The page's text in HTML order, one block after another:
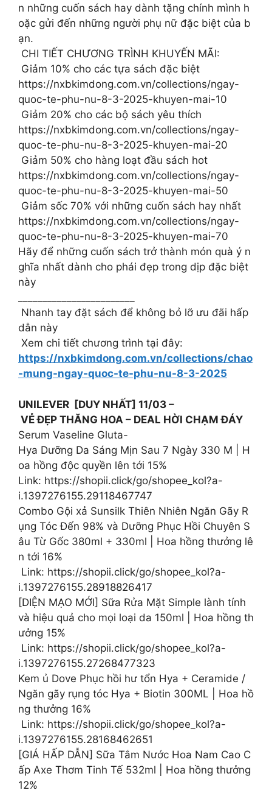
n những cuốn sách hay dành tặng chính mình h
oặc gửi đến những người phụ nữ đặc biệt của b
ạn.
CHI TIẾT CHƯƠNG TRÌNH KHUYẾN MÃI:
Giảm 10% cho các tựa sách đặc biệt
https://nxbkimdong.com.vn/collections/ngay-
quoc-te-phu-nu-8-3-2025-khuyen-mai-10
Giảm 20% cho các bộ sách yêu thích
https://nxbkimdong.com.vn/collections/ngay-
quoc-te-phu-nu-8-3-2025-khuyen-mai-20
Giảm 50% cho hàng loạt đầu sách hot
https://nxbkimdong.com.vn/collections/ngay-
quoc-te-phu-nu-8-3-2025-khuyen-mai-50
Giảm sốc 70% với những cuốn sách hay nhất
https://nxbkimdong.com.vn/collections/ngay-
quoc-te-phu-nu-8-3-2025-khuyen-mai-70
Hãy để những cuốn sách trở thành món quà ý n
ghĩa nhất dành cho phái đẹp trong dịp đặc biệt
này
Nhanh tay đặt sách để không bỏ lỡ ưu đãi hấp
dẫn này
Xem chi tiết chương trình tại đây:
https://nxbkimdong.com.vn/collections/chao
-mung-ngay-quoc-te-phu-nu-8-3-2025
UNILEVER [DUY NHẤT] 11/03 –
VẺ ĐẸP THĂNG HOA – DEAL HỜI CHẠM ĐÁY
Serum Vaseline Gluta-
Hya Dưỡng Da Sáng Mịn Sau 7 Ngày 330 M | H
oa hồng độc quyền lên tới 15%
️Link: https://shopii.click/go/shopee_kol?a-
i.1397276155.29118467747
Combo Gội xả Sunsilk Thiên Nhiên Ngăn Gãy R
ụng Tóc Đến 98% và Dưỡng Phục Hồi Chuyên S
âu Từ Gốc 380ml + 330ml | Hoa hồng thưởng lê
n tới 16%
️ Link: https://shopii.click/go/shopee_kol?a-
i.1397276155.28918826417
[DIỆN MẠO MỚI] Sữa Rửa Mặt Simple lành tính
và hiệu quả cho mọi loại da 150ml | Hoa hồng th
ưởng 15%
️ Link: https://shopii.click/go/shopee_kol?a-
i.1397276155.27268477323
Kem ủ Dove Phục hồi hư tổn Hya + Ceramide /
Ngăn gãy rụng tóc Hya + Biotin 300ML | Hoa hồ
ng thưởng 16%
️ Link: https://shopii.click/go/shopee_kol?a-
i.1397276155.28168462651
[GIÁ HẤP DẪN] Sữa Tắm Nước Hoa Nam Cao C
ấp Axe Thơm Tinh Tế 532ml | Hoa hồng thưởng
12%